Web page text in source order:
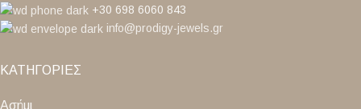
+30 698 6060 843
info@prodigy-jewels.gr
ΚΑΤΗΓΟΡΙΕΣ
Ασήμι